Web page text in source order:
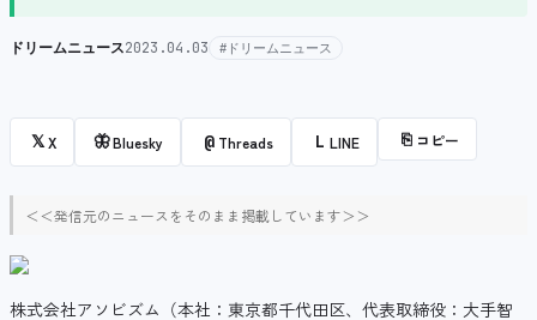
ドリームニュース2023.04.03 #ドリームニュース
𝕏X 🦋Bluesky @ Threads L LINE ⎘ コピー
＜＜発信元のニュースをそのまま掲載しています＞＞
株式会社アソビズム（本社：東京都千代田区、代表取締役：大手智